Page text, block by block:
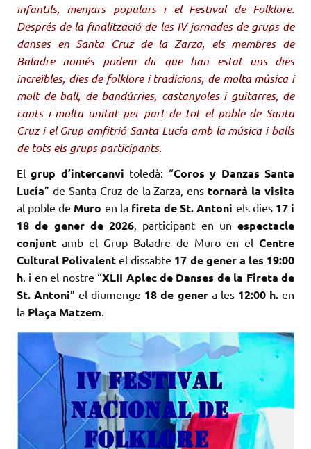
infantils, menjars populars i el Festival de Folklore.
Després de la finalització de les IV jornades de grups de
danses en Santa Cruz de la Zarza, els membres de
Baladre només podem dir que han estat uns dies
increïbles, dies de folklore i tradicions, de molta música i
molt de ball, de bandúrries, castanyoles i guitarres, de
cants i molta unitat per part de tot el poble de Santa
Cruz i el Grup amfitrió Santa Lucía amb la música i balls
de tots els grups participants.
Elgrup d’intercanvi toledà: “Coros y Danzas Santa
Lucía” de Santa Cruz de la Zarza, ens tornarà la visita
al poble de Muro en la fireta de St. Antoni els dies 17 i
18 de gener de 2026 , participant en un espectacle
conjunt amb el Grup Baladre de Muro en el Centre
Cultural Polivalent el dissabte 17 de gener a les 19:00
h . i en el nostre “XLII Aplec de Danses de la Fireta de
St. Antoni” el diumenge 18 de gener a les12:00 h.en
la Plaça Matzem